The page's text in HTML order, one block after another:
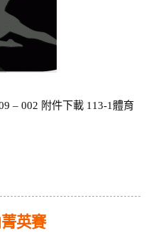
– 002 附件下載 113-1體育
英賽